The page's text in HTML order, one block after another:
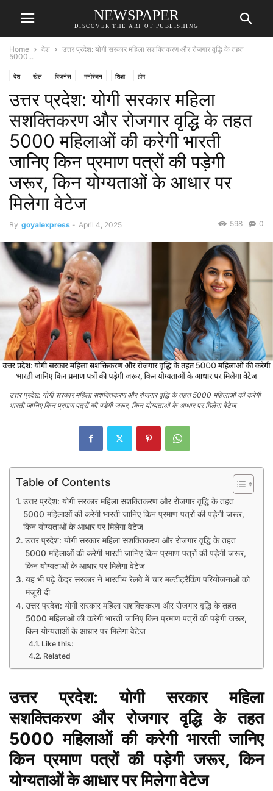
NEWSPAPER
DISCOVER THE ART OF PUBLISHING
Home देश
उत्तर प्रदेश: योगी सरकार महिला सशक्तिकरण और रोजगार वृद्धि के तहत
5000...
देश खेल बिज़नेस मनोरंजन शिक्षा होम
उत्तर प्रदेश: योगी सरकार महिला
सशक्तिकरण और रोजगार वृद्धि के तहत
5000 महिलाओं की करेगी भारती
जानिए किन प्रमाण पत्रों की पड़ेगी
जरूर, किन योग्यताओं के आधार पर
मिलेगा वेटेज
By goyalexpress - April 4, 2025 0
598
उत्तर प्रदेश: योगी सरकार महिला सशक्तिकरण और रोजगार वृद्धि के तहत 5000 महिलाओं की करेगी
भारती जानिए किन प्रमाण पत्रों की पड़ेगी जरूर, किन योग्यताओं के आधार पर मिलेगा वेटेज
Table of Contents
उत्तर प्रदेश: योगी सरकार महिला सशक्तिकरण और रोजगार वृद्धि के तहत
5000 महिलाओं की करेगी भारती जानिए किन प्रमाण पत्रों की पड़ेगी जरूर,
किन योग्यताओं के आधार पर मिलेगा वेटेज
उत्तर प्रदेश: योगी सरकार महिला सशक्तिकरण और रोजगार वृद्धि के तहत
5000 महिलाओं की करेगी भारती जानिए किन प्रमाण पत्रों की पड़ेगी जरूर,
किन योग्यताओं के आधार पर मिलेगा वेटेज
यह भी पढ़े केंद्र सरकार ने भारतीय रेलवे में चार मल्टीट्रैकिंग परियोजनाओं को
मंजूरी दी
उत्तर प्रदेश: योगी सरकार महिला सशक्तिकरण और रोजगार वृद्धि के तहत
5000 महिलाओं की करेगी भारती जानिए किन प्रमाण पत्रों की पड़ेगी जरूर,
किन योग्यताओं के आधार पर मिलेगा वेटेज
Like this:
Related
उत्तर प्रदेश: योगी सरकार महिला
सशक्तिकरण और रोजगार वृद्धि के तहत
5000 महिलाओं की करेगी भारती जानिए
किन प्रमाण पत्रों की पड़ेगी जरूर, किन
योग्यताओं के आधार पर मिलेगा वेटेज